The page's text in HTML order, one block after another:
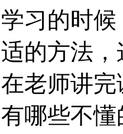
习的时
的方法
老师讲
哪些不